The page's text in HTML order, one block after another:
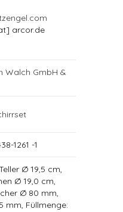
arcor.de
Walch GmbH &
1261 -1
Ø 19,5 cm,
Ø 19,0 cm,
Ø 80 mm,
mm, Füllmenge: